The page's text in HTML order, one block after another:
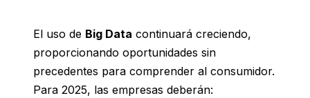
El uso de Big Data continuará creciendo,
proporcionando oportunidades sin
precedentes para comprender al consumidor.
Para 2025, las empresas deberán: